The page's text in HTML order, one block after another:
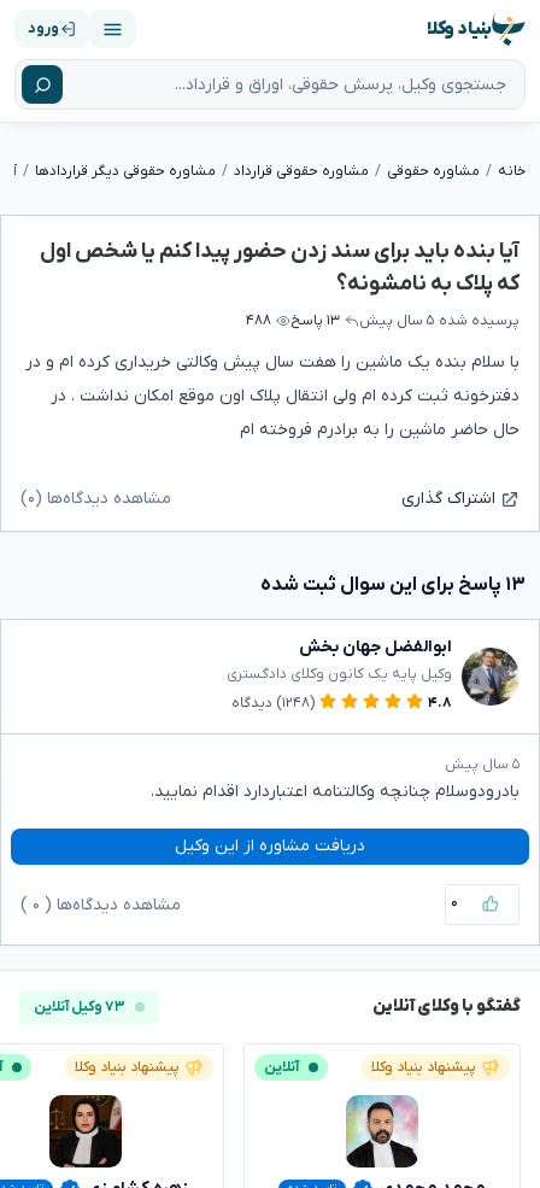
بنیاد وکلا ورود
خانه مشاوره حقوقی مشاوره حقوقی قرارداد مشاوره حقوقی دیگر قراردادها
آیا بنده باید برای سند زدن حضور پیدا کنم یا شخص اول
که پلاک به نامشونه؟
پرسیده شده ۵ سال پیش ۱۳ پاسخ ۴۸۸
با سلام بنده یک ماشین را هفت سال پیش وکالتی خریداری کرده ام و در
دفترخونه ثبت کرده ام ولی انتقال پلاک اون موقع امکان نداشت . در
حال حاضر ماشین را به برادرم فروخته ام
اشتراک گذاری مشاهده دیدگاه‌ها (۰)
۱۳ پاسخ برای این سوال ثبت شده
ابوالفضل جهان بخش
وکیل پایه یک کانون وکلای دادگستری
۴.۸
(۱۲۴۸) دیدگاه
۵ سال پیش
بادرودوسلام چنانچه وکالتنامه اعتباردارد اقدام نمایید.
دریافت مشاوره از این وکیل
۰ مشاهده دیدگاه‌ها ( ۰
گفتگو با وکلای آنلاین ۷۳ وکیل آنلاین
پیشنهاد بنیاد وکلا آنلاین پیشنهاد بنیاد وکلا